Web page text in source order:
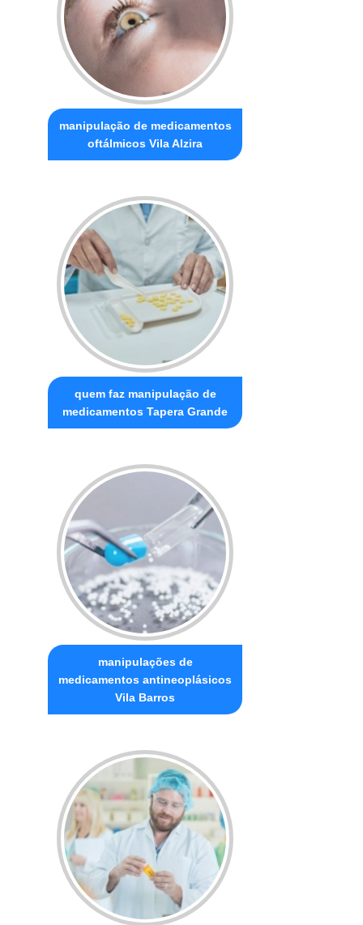
manipulação de medicamentos
oftálmicos Vila Alzira
quem faz manipulação de
medicamentos Tapera Grande
manipulações de
medicamentos antineoplásicos
Vila Barros